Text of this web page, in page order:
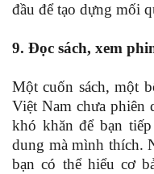
đầu để tạo dựng mối
9. Đọc sách, xem
Một cuốn sách, một
Việt Nam chưa phiên
khó khăn để bạn
dung mà mình thích.
bạn có thể hiểu cơ